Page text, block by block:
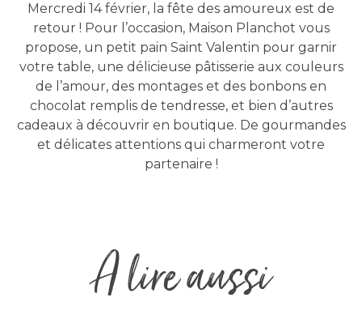
Mercredi 14 février, la fête des amoureux est de
retour ! Pour l’occasion, Maison Planchot vous
propose, un petit pain Saint Valentin pour garnir
votre table, une délicieuse pâtisserie aux couleurs
de l’amour, des montages et des bonbons en
chocolat remplis de tendresse, et bien d’autres
cadeaux à découvrir en boutique. De gourmandes
et délicates attentions qui charmeront votre
partenaire !
A lire aussi